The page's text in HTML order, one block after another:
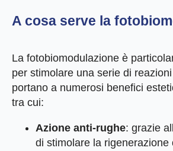
A cosa serve la
La fotobiomodulazione è
per stimolare una serie di
portano a numerosi benefici
tra cui:
Azione anti-rughe: grazie
di stimolare la rigenerazione